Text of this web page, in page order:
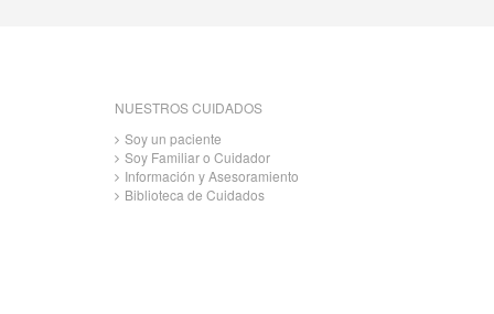
NUESTROS CUIDADOS
Soy un paciente
Soy Familiar o Cuidador
Información y Asesoramiento
Biblioteca de Cuidados